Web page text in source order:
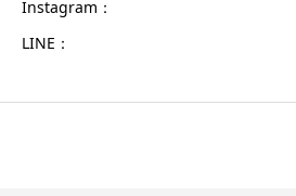
Instagram：
LINE：